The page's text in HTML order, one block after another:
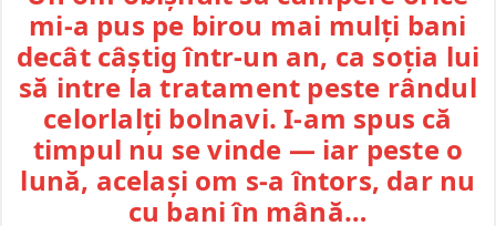
mi-a pus pe birou mai mulți bani
decât câștig într-un an, ca soția lui
să intre la tratament peste rândul
celorlalți bolnavi. I-am spus că
timpul nu se vinde — iar peste o
lună, același om s-a întors, dar nu
cu bani în mână…